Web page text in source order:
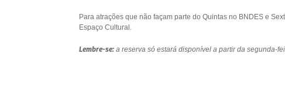
Para atrações que não façam parte do Quintas no BNDES e
Espaço Cultural.
Lembre-se:a reserva só estará disponível a partir da segunda-